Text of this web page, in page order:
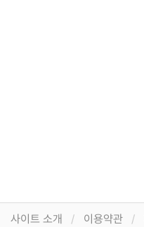
사이트 소개 이용약관